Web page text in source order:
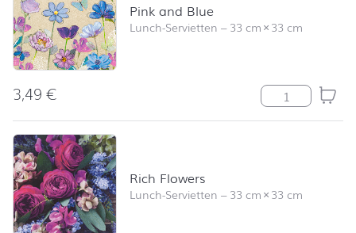
Pink and Blue
Lunch-Servietten –33 cm×33 cm
3,49€ Pink and Blue
Rich Flowers
Lunch-Servietten –33 cm×33 cm